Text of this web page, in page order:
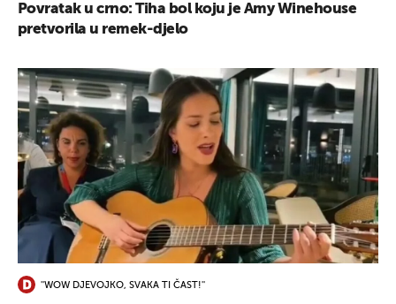
Povratak u crno: Tiha bol koju je Amy Winehouse
pretvorila u remek-djelo
''WOW DJEVOJKO, SVAKA TI ČAST!''